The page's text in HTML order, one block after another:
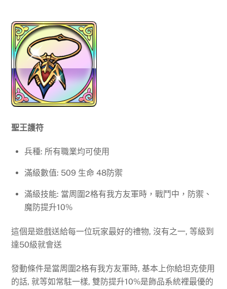
聖王護符
兵種: 所有職業均可使用
滿級數值: 509 生命 48防禦
滿級技能: 當周圍2格有我方友軍時，戰鬥中，防禦、
魔防提升10%
這個是遊戲送給每一位玩家最好的禮物, 沒有之一, 等級到
達50級就會送
發動條件是當周圍2格有我方友軍時, 基本上你給坦克使用
的話, 就等如常駐一樣, 雙防提升10%是飾品系統裡最優的